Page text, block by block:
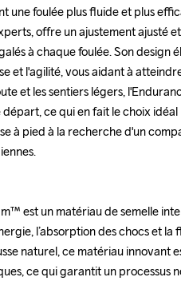
une foulée plus fluide et plus
offre un ajustement ajusté
à chaque foulée. Son design
et l'agilité, vous aidant à
et les sentiers légers,
ce qui en fait le choix
à pied à la recherche d'un
est un matériau de semelle
l’absorption des chocs et
naturel, ce matériau innovant
ce qui garantit un processus
une foulée plus fluide et plus
offre un ajustement ajusté
à chaque foulée. Son design
et l'agilité, vous aidant à
et les sentiers légers,
ce qui en fait le choix
à pied à la recherche d'un
est un matériau de semelle
l’absorption des chocs et
naturel, ce matériau innovant
ce qui garantit un processus